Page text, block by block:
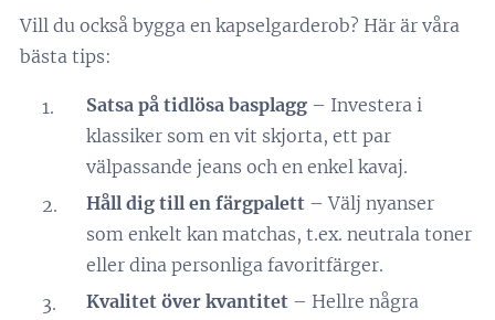
Vill du också bygga en kapselgarderob? Här är våra
bästa tips:
Satsa på tidlösa basplagg – Investera i
klassiker som en vit skjorta, ett par
välpassande jeans och en enkel kavaj.
Håll dig till en färgpalett – Välj nyanser
som enkelt kan matchas, t.ex. neutrala toner
eller dina personliga favoritfärger.
Kvalitet över kvantitet – Hellre några